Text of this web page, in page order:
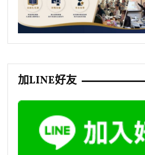
加LINE好友